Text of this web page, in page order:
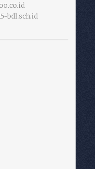
bdl.sch.id